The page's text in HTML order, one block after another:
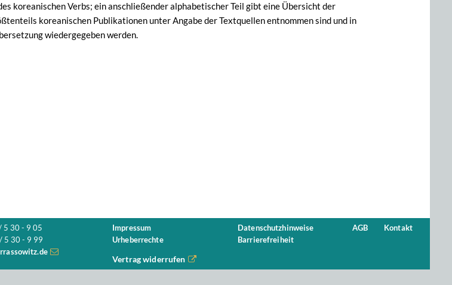
koreanischen Verbs; ein anschließender alphabetischer Teil gibt eine Übersicht der
koreanischen Publikationen unter Angabe der Textquellen entnommen sind und in
wiedergegeben werden.
5 30 - 9 05
5 30 - 9 99
Impressum
Urheberrechte
Datenschutzhinweise
Barrierefreiheit
AGB Kontakt
Vertrag widerrufen